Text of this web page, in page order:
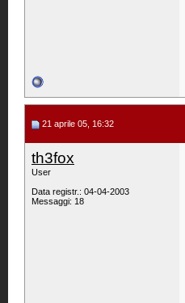
21 aprile 05, 16:32
th3fox
User
Data registr.: 04-04-2003
Messaggi: 18